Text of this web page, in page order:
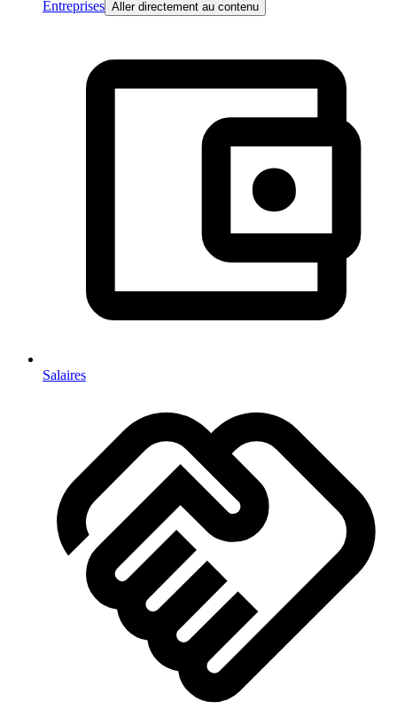
Entreprises Aller directement au contenu
Salaires